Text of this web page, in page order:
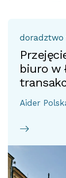
doradztwo
biuro w
Aider